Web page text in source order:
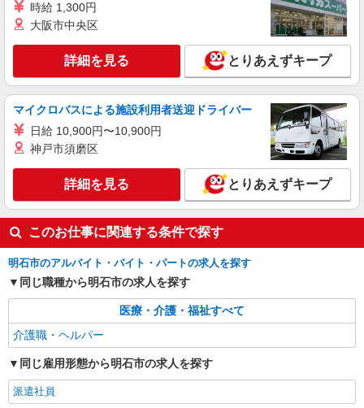
キープ 詳細を見る
株式会社kotrio /●KB-H-1879354
西新町駅◎負担少なめの障がい者支援員★社会
活動の見守りなど
時給1550円〜2187円 ＜日払い有/週払い有/交
明石市 ≪最寄り駅≫西新町
キープ 詳細を見る
時給 1,300円
大阪市中央区
詳細を見る とりあえずキープ
マイクロバスによる施設利用者送迎ドライバー
日給 10,900円〜10,900円
神戸市須磨区
詳細を見る とりあえずキープ
このお仕事に関連する条件で探す
明石市のアルバイト・バイト・パートの求人を探す
同じ職種から明石市の求人を探す
医療・介護・福祉すべて
介護職・ヘルパー
同じ雇用形態から明石市の求人を探す
派遣社員